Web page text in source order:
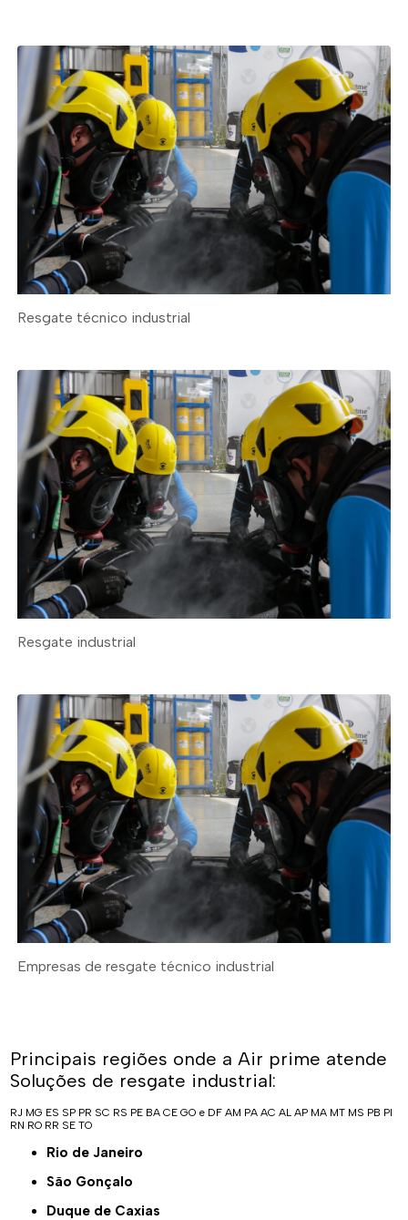
Resgate técnico industrial
Resgate industrial
Empresas de resgate técnico industrial
Principais regiões onde a Air prime atende
Soluções de resgate industrial:
RJ MG ES SP PR SC RS PE BA CE GO e DF AM PA AC AL AP MA MT MS PB PI
RN RO RR SE TO
Rio de Janeiro
São Gonçalo
Duque de Caxias